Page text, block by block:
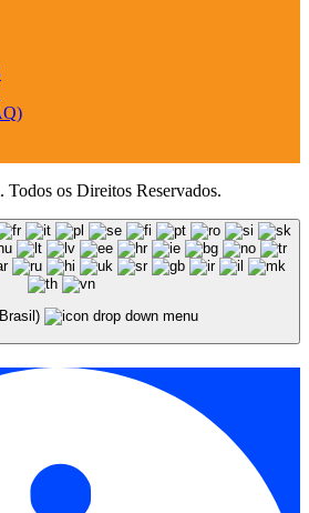
os Direitos Reservados.